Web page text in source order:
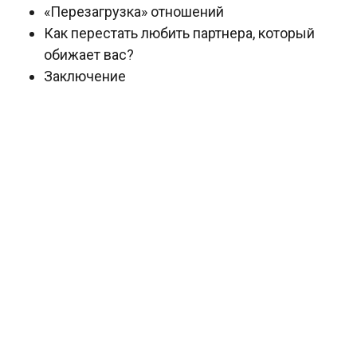
«Перезагрузка» отношений
Как перестать любить партнера, который
обижает вас?
Заключение